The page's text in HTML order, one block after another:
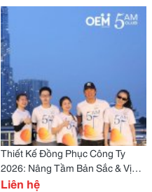
Thiết Kế Đồng Phục Công Ty
2026: Nâng Tầm Bản Sắc & Vị
Thế Thương Hiệu
Liên hệ